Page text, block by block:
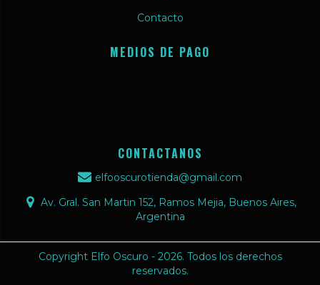
Contacto
MEDIOS DE PAGO
CONTACTANOS
elfooscurotienda@gmail.com
Av. Gral. San Martin 152, Ramos Mejia, Buenos Aires,
Argentina
Copyright Elfo Oscuro - 2026. Todos los derechos
reservados.